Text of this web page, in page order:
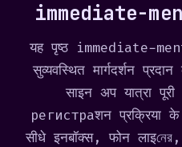
immediate-
यह पृष्ठ immediate-
सुव्यवस्थित मार्गदर्शन
साइन अप यात्रा
регистраशन प्रक्रिया
सीधे इनबॉक्स, फोन